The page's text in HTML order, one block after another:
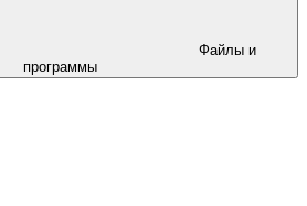
программы